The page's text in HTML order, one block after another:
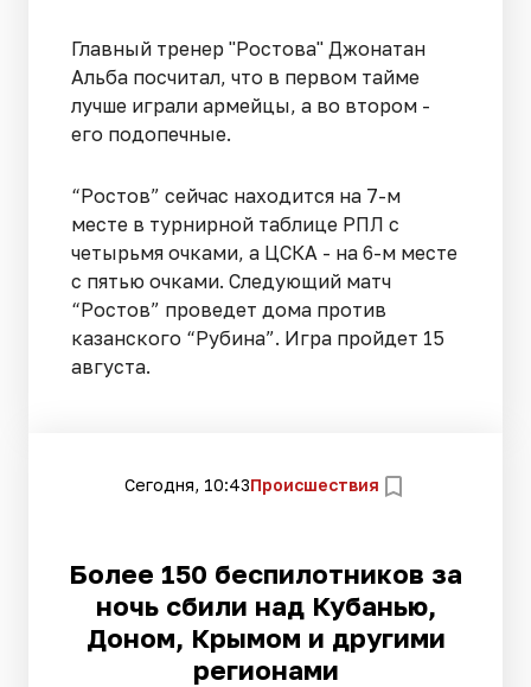
Главный тренер "Ростова" Джонатан
Альба посчитал, что в первом тайме
лучше играли армейцы, а во втором -
его подопечные.
“Ростов” сейчас находится на 7-м
месте в турнирной таблице РПЛ с
четырьмя очками, а ЦСКА - на 6-м месте
с пятью очками. Следующий матч
“Ростов” проведет дома против
казанского “Рубина”. Игра пройдет 15
августа.
Сегодня, 10:43Происшествия
Более 150 беспилотников за
ночь сбили над Кубанью,
Доном, Крымом и другими
регионами